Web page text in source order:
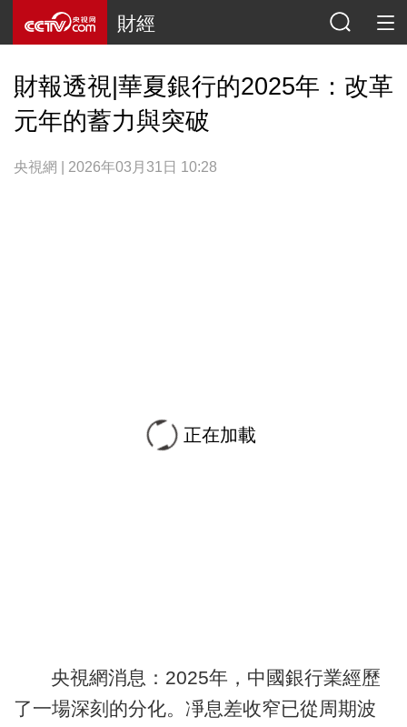
財經
財報透視|華夏銀行的2025年：改革
元年的蓄力與突破
央視網 | 2026年03月31日 10:28
正在加載
央視網消息：2025年，中國銀行業經歷
了一場深刻的分化。凈息差收窄已從周期波